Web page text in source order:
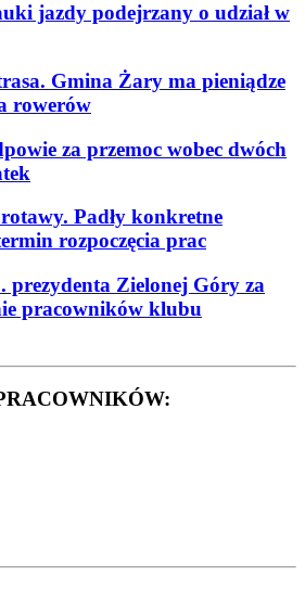
jazdy podejrzany o udział w
Gmina Żary ma pieniądze
rowerów
za przemoc wobec dwóch
Padły konkretne
rozpoczęcia prac
prezydenta Zielonej Góry za
pracowników klubu